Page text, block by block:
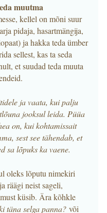
muutma
kellel on mõni suur
pidaja, hasartmängija,
ja hakka teda ümber
sellest, kas ta seda
et suudad teda muuta
ja vaata, kui palju
jooksul leida. Püüa
on, kui kohtamissait
sest see tähendab, et
sa lõpuks ka vaene.
oleks lõputu nimekiri
räägi neist sageli,
küsib. Ära kõhkle
täna selga panna? või